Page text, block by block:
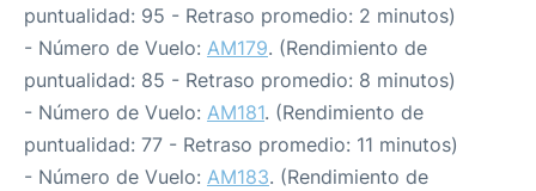
puntualidad: 95 - Retraso promedio: 2 minutos)
- Número de Vuelo: AM179. (Rendimiento de
puntualidad: 85 - Retraso promedio: 8 minutos)
- Número de Vuelo: AM181. (Rendimiento de
puntualidad: 77 - Retraso promedio: 11 minutos)
- Número de Vuelo: AM183. (Rendimiento de